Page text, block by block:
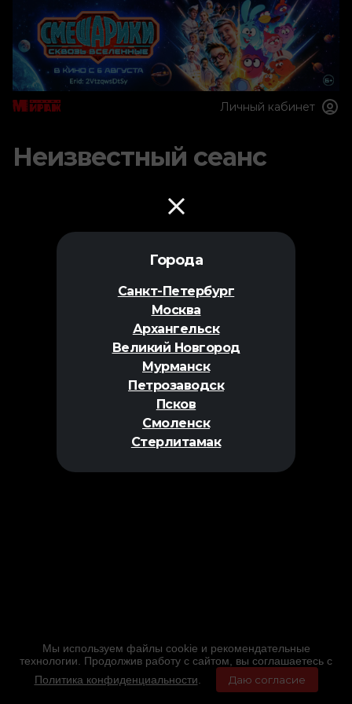
Города
Санкт-Петербург
Москва
Архангельск
Великий Новгород
Мурманск
Петрозаводск
Псков
Смоленск
Стерлитамак
Личный кабинет
Неизвестный сеанс
Мы используем файлы cookie и рекомендательные
технологии. Продолжив работу с сайтом, вы соглашаетесь с
Политика конфиденциальности
Даю согласие